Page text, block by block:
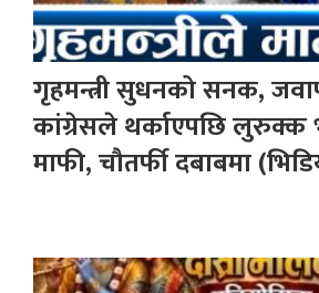
गृहमन्त्री सुधनको सनक,
कांग्रेसले थर्काएपछि लुरुक्क
माफी, चौतर्फी दबाबमा